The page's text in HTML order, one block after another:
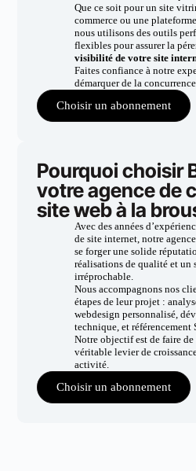
Que ce soit pour un site
commerce ou une
nous utilisons des outils
flexibles pour assurer la
visibilité de votre site
Faites confiance à notre
démarquer de la
Choisir un abonnement
Pourquoi choisir
votre agence de
site web à la
Avec des années
de site internet, notre
se forger une solide
réalisations de qualité et un
irréprochable.
Nous accompagnons nos
étapes de leur projet :
webdesign personnalisé,
technique, et référencement
Notre objectif est de faire
véritable levier de
activité.
Choisir un abonnement